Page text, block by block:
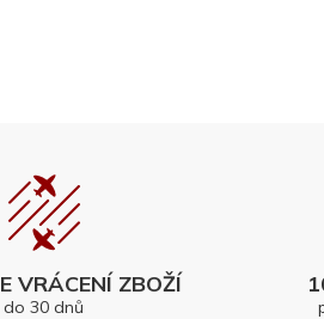
VRÁCENÍ ZBOŽÍ
do 30 dnů